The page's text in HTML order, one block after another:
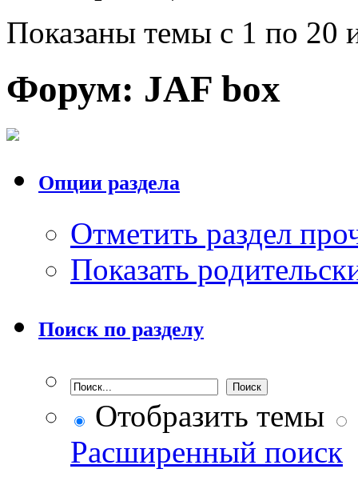
Показаны темы с 1 по 20
Форум: JAF box
Опции раздела
Отметить раздел
Показать
Поиск по разделу
Отобразить темы
Расширенный поиск